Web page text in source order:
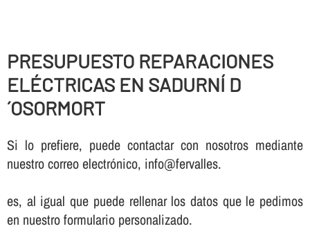
PRESUPUESTO REPARACIONES
ELÉCTRICAS EN SADURNÍ D
´OSORMORT
Si lo prefiere, puede contactar con nosotros mediante
nuestro correo electrónico, info@fervalles.
es, al igual que puede rellenar los datos que le pedimos
en nuestro formulario personalizado.